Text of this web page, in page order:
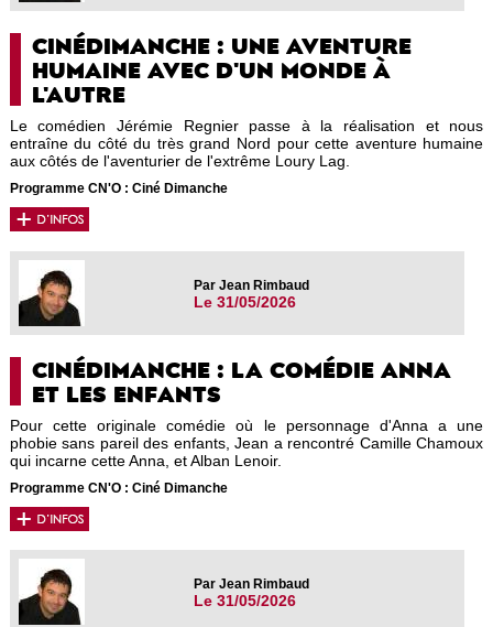
CINÉDIMANCHE : UNE AVENTURE
HUMAINE AVEC D'UN MONDE À
L'AUTRE
Le comédien Jérémie Regnier passe à la réalisation et nous
entraîne du côté du très grand Nord pour cette aventure humaine
aux côtés de l'aventurier de l'extrême Loury Lag.
Programme CN'O : Ciné Dimanche
Par Jean Rimbaud
Le 31/05/2026
CINÉDIMANCHE : LA COMÉDIE ANNA
ET LES ENFANTS
Pour cette originale comédie où le personnage d'Anna a une
phobie sans pareil des enfants, Jean a rencontré Camille Chamoux
qui incarne cette Anna, et Alban Lenoir.
Programme CN'O : Ciné Dimanche
Par Jean Rimbaud
Le 31/05/2026